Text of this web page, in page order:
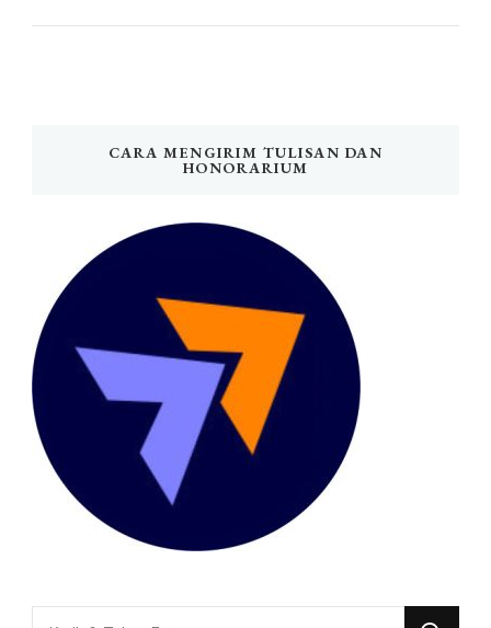
CARA MENGIRIM TULISAN DAN
HONORARIUM
Mencari